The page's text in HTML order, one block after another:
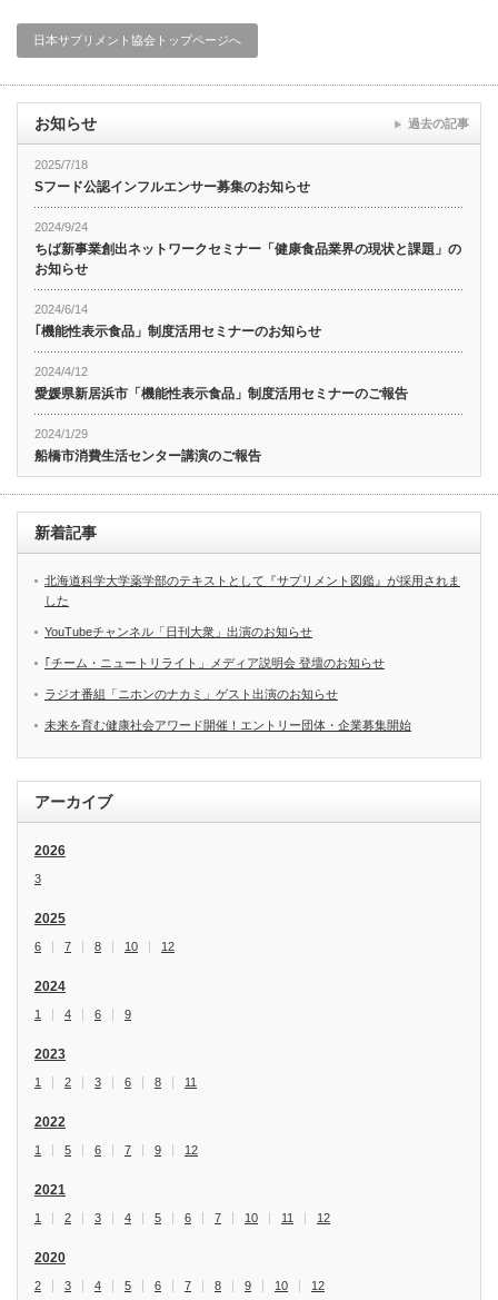
日本サプリメント協会トップページへ
お知らせ
2025/7/18
Sフード公認インフルエンサー募集のお知らせ
2024/9/24
ちば新事業創出ネットワークセミナー「健康食品業界の現状と課題」の
お知らせ
2024/6/14
｢機能性表示食品」制度活用セミナーのお知らせ
2024/4/12
愛媛県新居浜市「機能性表示食品」制度活用セミナーのご報告
2024/1/29
船橋市消費生活センター講演のご報告
過去の記事
新着記事
北海道科学大学薬学部のテキストとして『サプリメント図鑑』が採用されま
した
YouTubeチャンネル「日刊大衆」出演のお知らせ
｢チーム・ニュートリライト」メディア説明会 登壇のお知らせ
ラジオ番組「ニホンのナカミ」ゲスト出演のお知らせ
未来を育む健康社会アワード開催！エントリー団体・企業募集開始
アーカイブ
2026
3
2025
6 7 8 10 12
2024
1 4 6 9
2023
1 2 3 6 8 11
2022
1 5 6 7 9 12
2021
1 2 3 4 5 6 7 10 11 12
2020
2 3 4 5 6 7 8 9 10 12